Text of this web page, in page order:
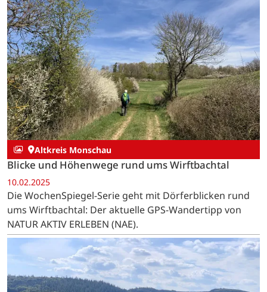
Altkreis Monschau
Blicke und Höhenwege rund ums Wirftbachtal
10.02.2025
Die WochenSpiegel-Serie geht mit Dörferblicken rund
ums Wirftbachtal: Der aktuelle GPS-Wandertipp von
NATUR AKTIV ERLEBEN (NAE).